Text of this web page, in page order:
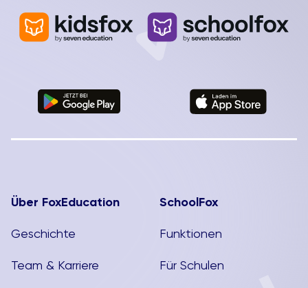
Arbeitssituationen ab. Es ist ein Ort, der die
Menschen „ins Tun kommen lässt“. [...]
Über FoxEducation
Geschichte
Team & Karriere
SchoolFox
Funktionen
Für Schulen